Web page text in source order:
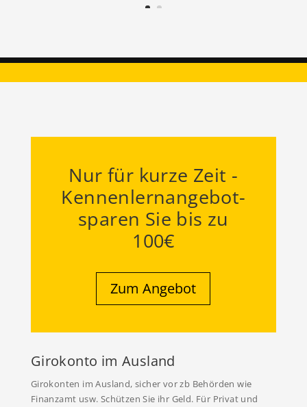
Nur für kurze Zeit -
Kennenlernangebot-
sparen Sie bis zu
100€
Zum Angebot
Girokonto im Ausland
Girokonten im Ausland, sicher vor zb Behörden wie
Finanzamt usw. Schützen Sie ihr Geld. Für Privat und